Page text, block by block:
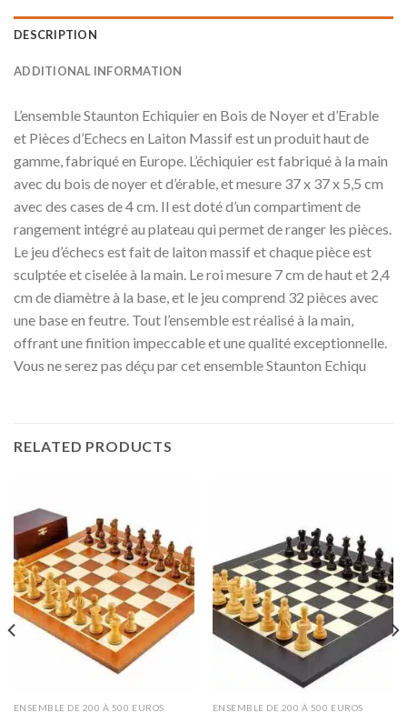
DESCRIPTION
ADDITIONAL INFORMATION
L’ensemble Staunton Echiquier en Bois de Noyer et d’Erable
et Pièces d’Echecs en Laiton Massif est un produit haut de
gamme, fabriqué en Europe. L’échiquier est fabriqué à la main
avec du bois de noyer et d’érable, et mesure 37 x 37 x 5,5 cm
avec des cases de 4 cm. Il est doté d’un compartiment de
rangement intégré au plateau qui permet de ranger les pièces.
Le jeu d’échecs est fait de laiton massif et chaque pièce est
sculptée et ciselée à la main. Le roi mesure 7 cm de haut et 2,4
cm de diamètre à la base, et le jeu comprend 32 pièces avec
une base en feutre. Tout l’ensemble est réalisé à la main,
offrant une finition impeccable et une qualité exceptionnelle.
Vous ne serez pas déçu par cet ensemble Staunton Echiqu
RELATED PRODUCTS
ENSEMBLE DE 200 À 500 EUROS ENSEMBLE DE 200 À 500 EUROS